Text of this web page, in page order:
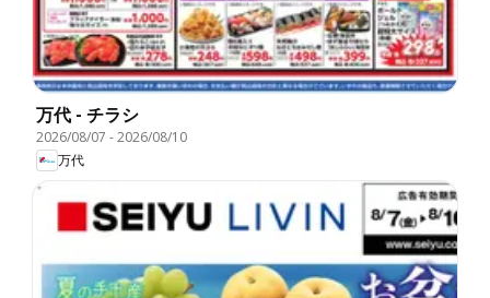
万代 - チラシ
2026/08/07 -2026/08/10
万代